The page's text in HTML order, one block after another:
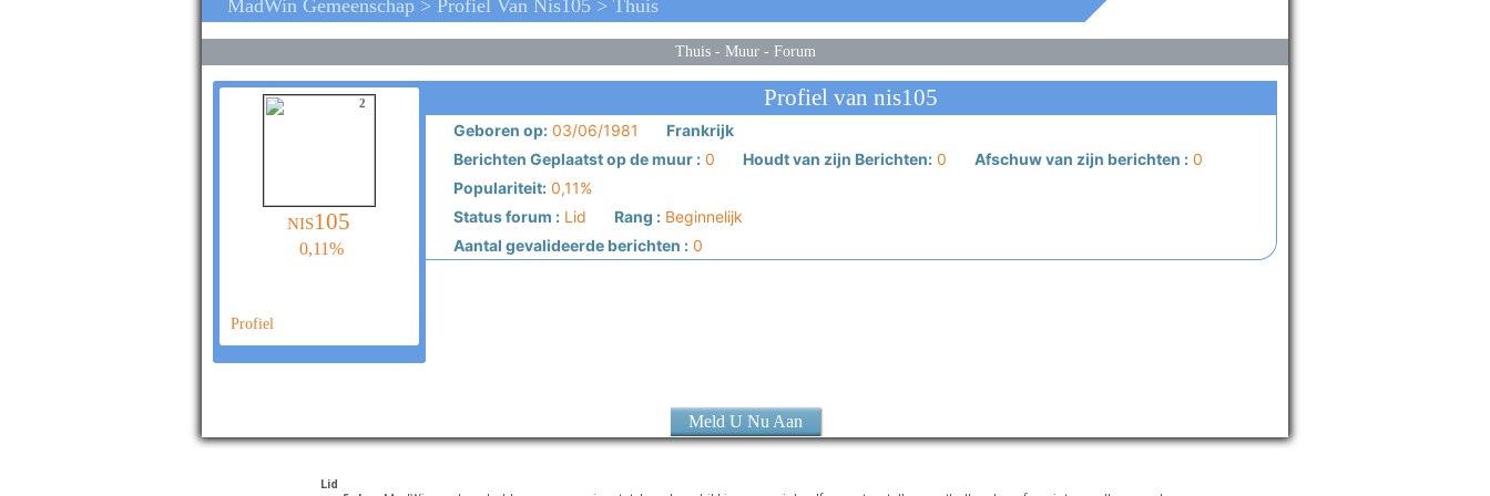
MadWin Gemeenschap > Profiel Van Nis105 > Thuis
Thuis- Muur- Forum
2
nis105
0,11%
Profiel
Profiel van nis105
Geboren op:03/06/1981
Frankrijk
Berichten Geplaatst op de muur :0 Houdt van zijn Berichten:0 Afschuw van zijn berichten :0
Populariteit:0,11%
Status forum :Lid Rang :Beginnelijk
Aantal gevalideerde berichten :0
Meld U Nu Aan
Lid